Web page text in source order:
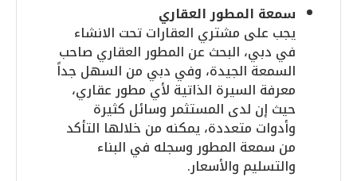
سمعة المطور العقاري
يجب على مشتري العقارات تحت الانشاء
في دبي، البحث عن المطور العقاري صاحب
السمعة الجيدة، وفي دبي من السهل جداً
معرفة السيرة الذاتية لأي مطور عقاري،
حيث إن لدى المستثمر وسائل كثيرة
وأدوات متعددة، يمكنه من خلالها التأكد
من سمعة المطور وسجله في البناء
والتسليم والأسعار.